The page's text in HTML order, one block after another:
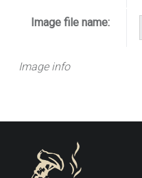
Image info
Image file name:
FOOTER SIDEBAR